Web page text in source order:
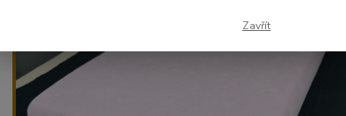
Zavřít